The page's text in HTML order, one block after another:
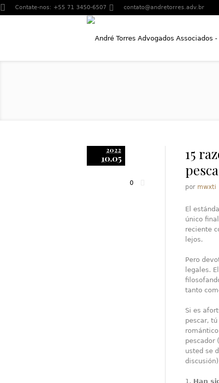
Contate-nos: +55 71 3450-6507 contato@andretorres.adv.br
2022
10.05
0
15
por mwxti
El
único
reciente
lejos.
Pero
legales.
tanto
Si es
pescar,
pescador
usted se
1. Han